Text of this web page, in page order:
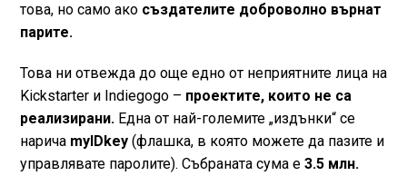
това, но само ако създателите доброволно върнат
парите.
Това ни отвежда до още едно от неприятните лица на
Kickstarter и Indiegogo – проектите, които не са
реализирани.Една от най-големите „издънки“ се
нарича myIDkey(флашка, в която можете да пазите и
управлявате паролите). Събраната сума е 3.5 млн.